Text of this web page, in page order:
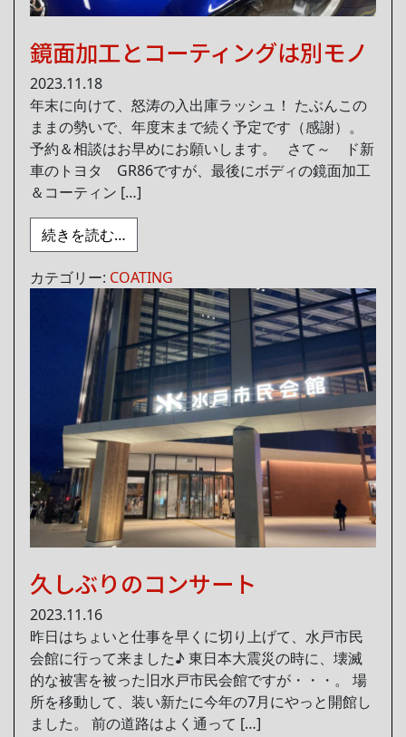
鏡面加工とコーティングは別モノ
2023.11.18
年末に向けて、怒涛の入出庫ラッシュ！ たぶんこの
ままの勢いで、年度末まで続く予定です（感謝）。
予約＆相談はお早めにお願いします。 さて～ ド新
車のトヨタ GR86ですが、最後にボディの鏡面加工
＆コーティン […]
続きを読む…
カテゴリー: COATING
久しぶりのコンサート
2023.11.16
昨日はちょいと仕事を早くに切り上げて、水戸市民
会館に行って来ました♪ 東日本大震災の時に、壊滅
的な被害を被った旧水戸市民会館ですが・・・。 場
所を移動して、装い新たに今年の7月にやっと開館し
ました。 前の道路はよく通って […]